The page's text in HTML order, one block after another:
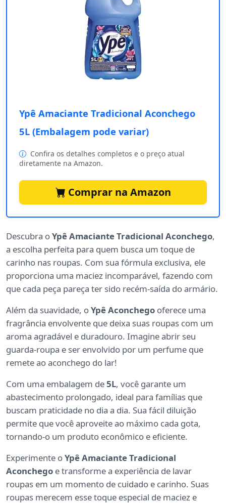
Ypê Amaciante Tradicional Aconchego
5L (Embalagem pode variar)
Confira os detalhes completos e o preço atual
diretamente na Amazon.
Comprar na Amazon
Descubra oYpê Amaciante Tradicional Aconchego,
a escolha perfeita para quem busca um toque de
carinho nas roupas. Com sua fórmula exclusiva, ele
proporciona uma maciez incomparável, fazendo com
que cada peça pareça ter sido recém-saída do armário.
Além da suavidade, oYpê Aconchego oferece uma
fragrância envolvente que deixa suas roupas com um
aroma agradável e duradouro. Imagine abrir seu
guarda-roupa e ser envolvido por um perfume que
remete ao aconchego do lar!
Com uma embalagem de5L, você garante um
abastecimento prolongado, ideal para famílias que
buscam praticidade no dia a dia. Sua fácil diluição
permite que você aproveite ao máximo cada gota,
tornando-o um produto econômico e eficiente.
Experimente oYpê Amaciante Tradicional
Aconchego e transforme a experiência de lavar
roupas em um momento de cuidado e carinho. Suas
roupas merecem esse toque especial de maciez e